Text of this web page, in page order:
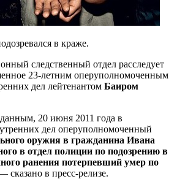
в краже.
следственный отдел расследует
23-летним оперуполномоченным
дел лейтенантом Баиром
20 июня 2011 года в
дел оперуполномоченный
оружия в гражданина Ивана
в отдел полиции по подозрению в
ранения потерпевший умер по
сказано в пресс-релизе.